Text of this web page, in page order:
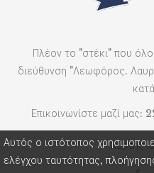
Πλέον το "στέκι" που
διεύθυνση "Λεωφόρος.
Επικοινωνίστε μαζί μας:
Χάρτης
Αυτός ο ιστότοπος
ελέγχου ταυτότητας,